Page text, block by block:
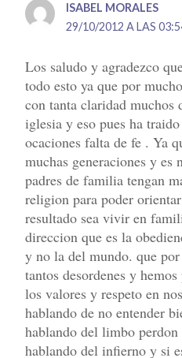
ISABEL MORALES
29/10/2012 A LAS
Los saludo y agradezco
todo esto ya que por
con tanta claridad muchos
iglesia y eso pues ha
ocaciones falta de fe . Ya
muchas generaciones y es
padres de familia tengan
religion para poder
resultado sea vivir en
direccion que es la
y no la del mundo. que
tantos desordenes y
los valores y respeto en
hablando de no entender
hablando del limbo
hablando del infierno y si